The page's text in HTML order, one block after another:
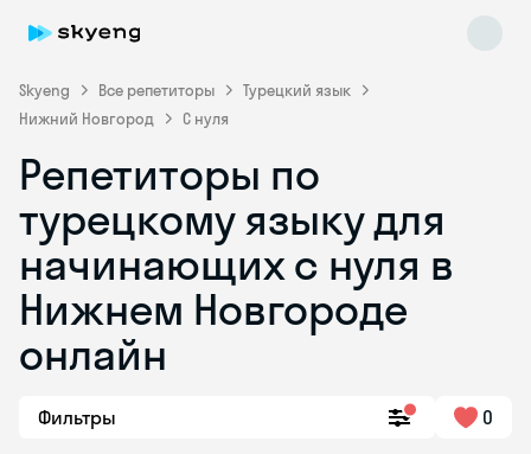
Skyeng Все репетиторы
Турецкий язык
Нижний Новгород
С нуля
Репетиторы по
турецкому языку для
начинающих с нуля в
Нижнем Новгороде
онлайн
Фильтры 0
Skyeng Chat